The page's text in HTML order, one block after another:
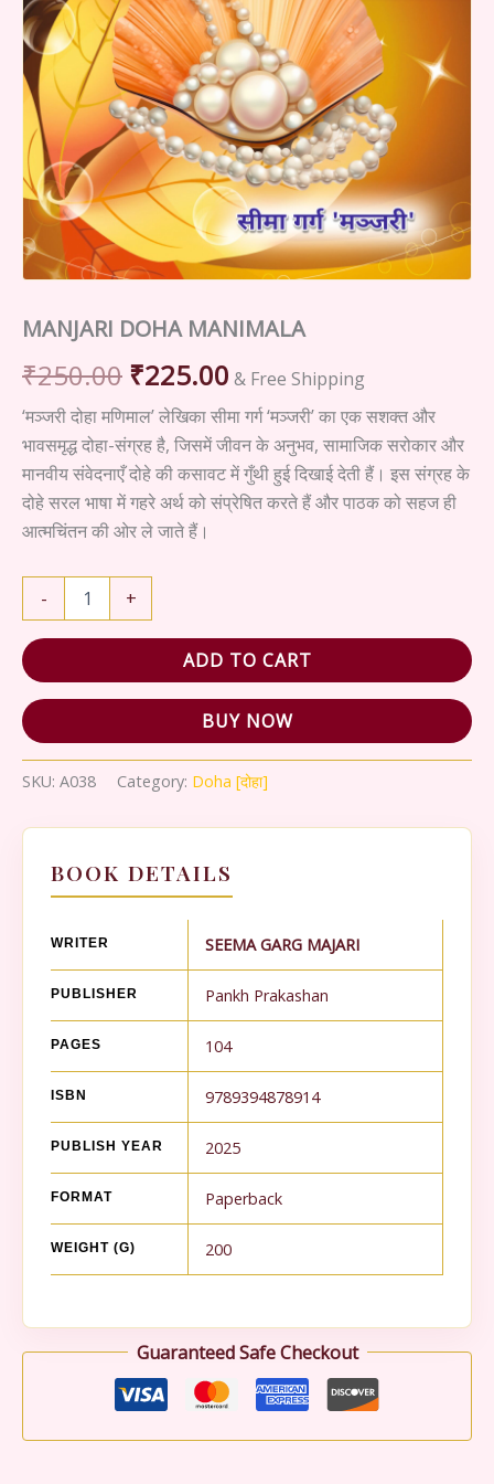
MANJARI DOHA MANIMALA
₹250.00 Original
price
was:
₹250.00.
₹225.00Current
price
is:
₹225.00.
& Free Shipping
‘मञ्जरी दोहा मणिमाल’ लेखिका सीमा गर्ग ‘मञ्जरी’ का एक सशक्त और
भावसमृद्ध दोहा-संग्रह है, जिसमें जीवन के अनुभव, सामाजिक सरोकार और
मानवीय संवेदनाएँ दोहे की कसावट में गुँथी हुई दिखाई देती हैं। इस संग्रह के
दोहे सरल भाषा में गहरे अर्थ को संप्रेषित करते हैं और पाठक को सहज ही
आत्मचिंतन की ओर ले जाते हैं।
-
DOHA
quantity
+
ADD TO CART
BUY NOW
SKU: A038 Category: Doha [दोहा]
BOOK DETAILS
WRITER SEEMA GARG MAJARI
PUBLISHER Pankh Prakashan
PAGES 104
ISBN 9789394878914
PUBLISH YEAR 2025
FORMAT Paperback
WEIGHT (G) 200
Guaranteed Safe Checkout